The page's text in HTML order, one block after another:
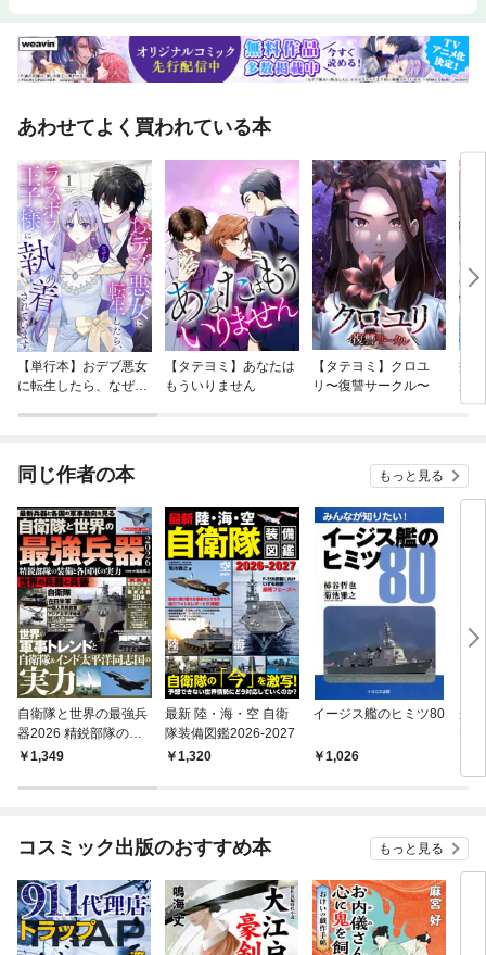
あわせてよく買われている本
【単行本】おデブ悪女
に転生したら、なぜか
【タテヨミ】あなたは
もういりません
【タテヨミ】クロユ
リ〜復讐サークル〜
病
が
ぎ
同じ作者の本 もっと見る
自衛隊と世界の最強兵
器2026 精鋭部隊の装
備と各国軍の実力
1,349
最新 陸・海・空 自衛
隊装備図鑑2026-2027
1,320
イージス艦のヒミツ80
1,026
か
た
コスミック出版のおすすめ本 もっと見る